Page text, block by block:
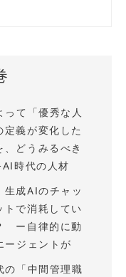
って「優秀な人
定義が変化した
、どうみるべき
時代の人材
生成AIのチャッ
トで消耗してい
ー自律的に動
ージェントが
の「中間管理職